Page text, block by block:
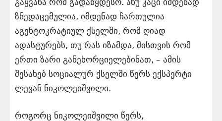
ზნედაცემულია, იმდენად ჩართულია
აგენტოკრატიულ ქსელში, რომ ღიად
ადასტურებს, თუ რას იზამდა, მისთვის რომ
ერთი ზარი განეხორციელებინათ, – ამის
შესახებ სოციალურ ქსელში წერს ექსპერტი
ლევან ნიკოლეიშვილი.
როგორც ნიკოლეიშვილი წერს,